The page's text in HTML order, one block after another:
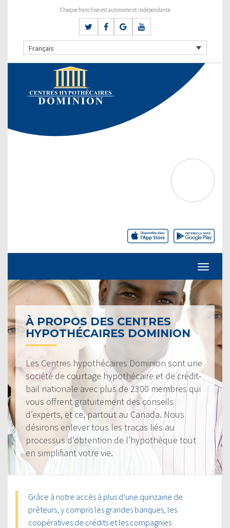
Chaque franchise est autonome et indépendante
Français
À PROPOS DES CENTRES
HYPOTHÉCAIRES DOMINION
Les Centres hypothécaires Dominion sont une
société de courtage hypothécaire et de crédit-
bail nationale avec plus de 2300 membres qui
vous offrent gratuitement des conseils
d’experts, et ce, partout au Canada. Nous
désirons enlever tous les tracas liés au
processus d’obtention de l’hypothèque tout
en simplifiant votre vie.
Grâce à notre accès à plus d’une quinzaine de
prêteurs, y compris les grandes banques, les
coopératives de crédits et les compagnies